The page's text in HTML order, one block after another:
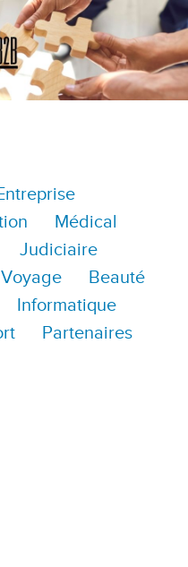
Médical
Judiciaire
Voyage
Beauté
Informatique
Partenaires